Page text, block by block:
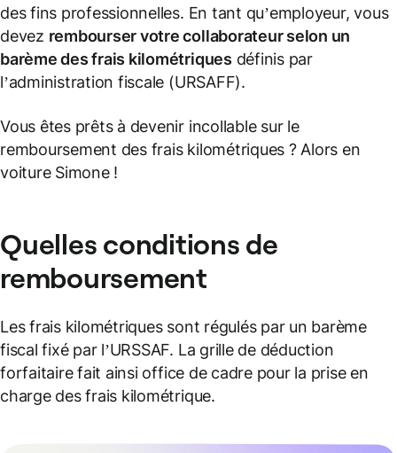
des fins professionnelles. En tant qu’employeur, vous
devez rembourser votre collaborateur selon un
barème des frais kilométriques définis par
l’administration fiscale (URSAFF).
Vous êtes prêts à devenir incollable sur le
remboursement des frais kilométriques ? Alors en
voiture Simone !
Quelles conditions de
remboursement
Les frais kilométriques sont régulés par un barème
fiscal fixé par l’URSSAF. La grille de déduction
forfaitaire fait ainsi office de cadre pour la prise en
charge des frais kilométrique.